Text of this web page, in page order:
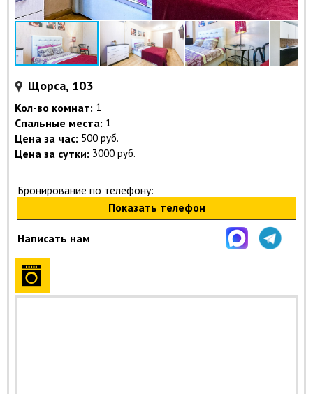
Щорса, 103
Кол-во комнат: 1
Спальные места: 1
Цена за час: 500 руб.
Цена за сутки: 3000 руб.
Бронирование по телефону:
Показать телефон
Написать нам